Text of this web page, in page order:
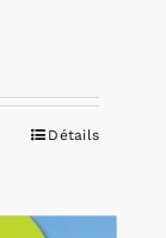
Détails